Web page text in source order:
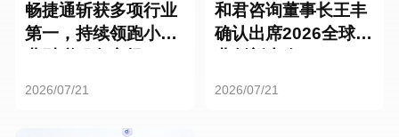
畅捷通斩获多项行业
第一，持续领跑小微
2026/07/21
和君咨询董事长王丰
确认出席2026全球商
2026/07/21